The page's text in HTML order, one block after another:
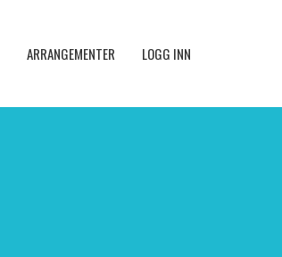
ARRANGEMENTER LOGG INN